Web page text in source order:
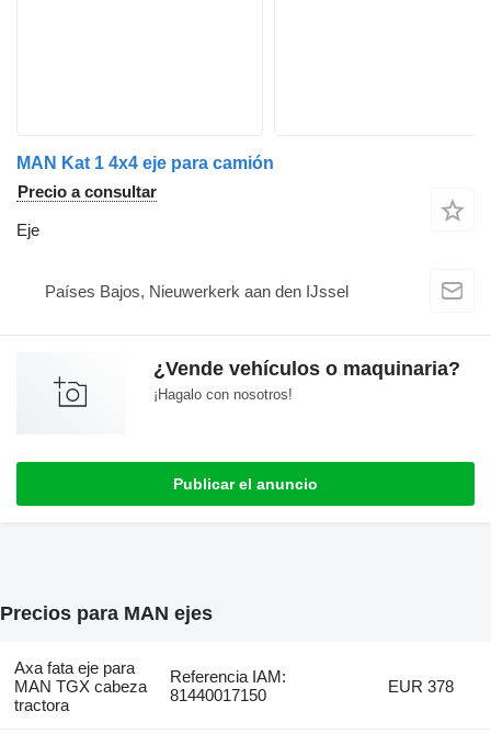
MAN Kat 1 4x4 eje para camión
Precio a consultar
Eje
Países Bajos, Nieuwerkerk aan den IJssel
¿Vende vehículos o maquinaria?
¡Hagalo con nosotros!
Publicar el anuncio
Precios para MAN ejes
Axa fata eje para
MAN TGX cabeza
tractora
Referencia IAM:
81440017150
EUR 378